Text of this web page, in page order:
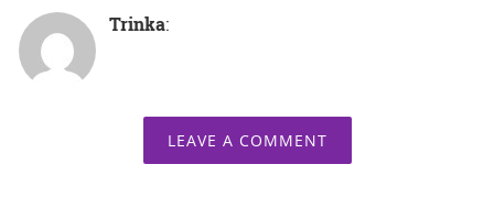
Trinka:
LEAVE A COMMENT